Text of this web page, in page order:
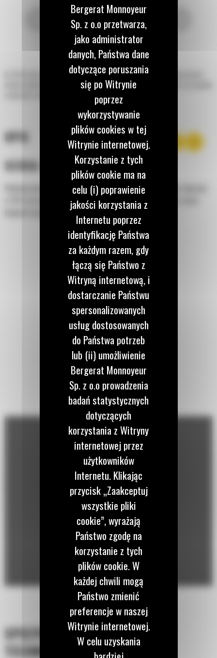
Do 50% krótszy czas kopania oraz możliwość zachowania do 15% większej ilości
ładunku dzięki łyżce standardowej z serii Performance. Najlepszy wybór w przypadku
OPIS
SERIA PERFORMANCE
Wykonaj więcej pracy przy mniejszym do 7% zużyciu paliwa, lepszym
o 15% utrzymywaniu ładunku oraz nawet o 50% krótszym czasie
SPECYFIKACJA
TECHNICZNA
Bergerat Monnoyeur
Sp. z o.o przetwarza,
jako administrator
danych, Państwa dane
dotyczące poruszania
się po Witrynie
poprzez
wykorzystywanie
plików cookies w tej
Witrynie internetowej.
Korzystanie z tych
plików cookie ma na
celu (i) poprawienie
jakości korzystania z
Internetu poprzez
identyfikację Państwa
za każdym razem, gdy
łączą się Państwo z
Witryną internetową, i
dostarczanie Państwu
spersonalizowanych
usług dostosowanych
do Państwa potrzeb
lub (ii) umożliwienie
Bergerat Monnoyeur
Sp. z o.o prowadzenia
badań statystycznych
dotyczących
korzystania z Witryny
internetowej przez
użytkowników
Internetu. Klikając
przycisk „Zaakceptuj
wszystkie pliki
cookie”, wyrażają
Państwo zgodę na
korzystanie z tych
plików cookie. W
każdej chwili mogą
Państwo zmienić
preferencje w naszej
Witrynie internetowej.
W celu uzyskania